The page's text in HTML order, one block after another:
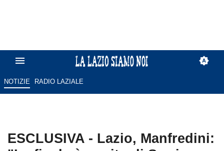
NOTIZIE RADIO LAZIALE
ESCLUSIVA - Lazio, Manfredini: